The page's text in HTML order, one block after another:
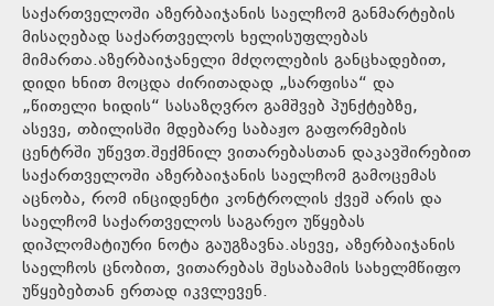
საქართველოში აზერბაიჯანის საელჩომ განმარტების
მისაღებად საქართველოს ხელისუფლებას
მიმართა.აზერბაიჯანელი მძღოლების განცხადებით,
დიდი ხნით მოცდა ძირითადად „სარფისა“ და
„წითელი ხიდის“ სასაზღვრო გამშვებ პუნქტებზე,
ასევე, თბილისში მდებარე საბაჟო გაფორმების
ცენტრში უწევთ.შექმნილ ვითარებასთან დაკავშირებით
საქართველოში აზერბაიჯანის საელჩომ გამოცემას
აცნობა, რომ ინციდენტი კონტროლის ქვეშ არის და
საელჩომ საქართველოს საგარეო უწყებას
დიპლომატიური ნოტა გაუგზავნა.ასევე, აზერბაიჯანის
საელჩოს ცნობით, ვითარებას შესაბამის სახელმწიფო
უწყებებთან ერთად იკვლევენ.